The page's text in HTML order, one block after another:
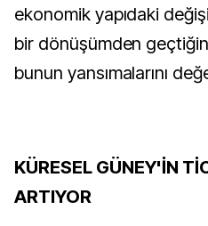
ekonomik yapıdaki
bir dönüşümden
bunun yansımalarını
KÜRESEL GÜNEY'İN
ARTIYOR